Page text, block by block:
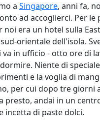
a Singapore, anni fa,
ad accoglierci. Per le
noi era un hotel sulla
orientale dell'isola.
va in ufficio - otto ore di
Niente di
e la voglia di
per cui dopo tre giorni
presto, andai in un
incetta di paste dolci.